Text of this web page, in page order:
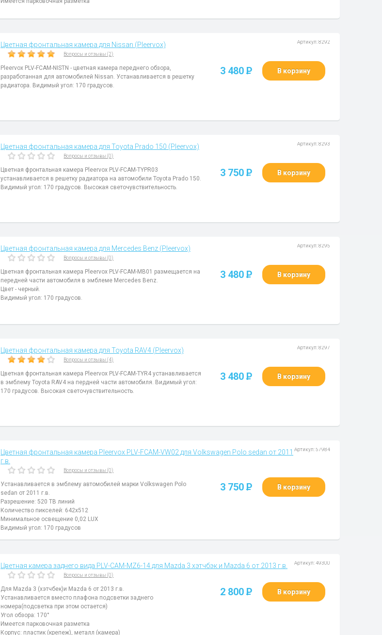
Артикул: 8292
Цветная фронтальная камера для Nissan (Pleervox)
Вопросы и отзывы (2)
3 480 P В корзину
Pleervox PLV-FCAM-NISTN - цветная камера переднего обзора,
разработанная для автомобилей Nissan. Устанавливается в решетку
радиатора. Видимый угол: 170 градусов.
Артикул: 8293
Цветная фронтальная камера для Toyota Prado 150 (Pleervox)
Вопросы и отзывы (0)
3 750 P В корзину
Цветная фронтальная камера Pleervox PLV-FCAM-TYPR03
устанавливается в решетку радиатора на автомобили Toyota Prado 150.
Видимый угол: 170 градусов. Высокая светочувствительность.
Артикул: 8295
Цветная фронтальная камера для Mercedes Benz (Pleervox)
Вопросы и отзывы (0)
3 480 P В корзину
Цветная фронтальная камера Pleervox PLV-FCAM-MB01 размещается на
передней части автомобиля в эмблеме Mercedes Benz.
Цвет - черный.
Видимый угол: 170 градусов.
Артикул: 8297
Цветная фронтальная камера для Toyota RAV4 (Pleervox)
Вопросы и отзывы (4)
3 480 P В корзину
Цветная фронтальная камера Pleervox PLV-FCAM-TYR4 устанавливается
в эмблему Toyota RAV4 на пердней части автомобиля. Видимый угол:
170 градусов. Высокая светочувствительность.
Артикул: 57984
Цветная фронтальная камера Pleervox PLV-FCAM-VW02 для Volkswagen Polo sedan от 2011
г.в.
Вопросы и отзывы (0)
3 750 P В корзину
Устанавливается в эмблему автомобилей марки Volkswagen Polo
sedan от 2011 г.в.
Разрешение: 520 ТВ линий
Количество пикселей: 642х512
Минимальное освещение 0,02 LUX
Видимый угол: 170 градусов
Артикул: 49300
Цветная камера заднего вида PLV-CAM-MZ6-14 для Mazda 3 хэтчбэк и Mazda 6 от 2013 г.в.
Вопросы и отзывы (0)
2 800 P В корзину
Для Mazda 3 (хэтчбек)и Mazda 6 от 2013 г.в.
Устанавливается вместо плафона подсветки заднего
номера(подсветка при этом остается)
Угол обзора: 170°
Имеется парковочная разметка
Корпус: пластик (крепеж), металл (камера)